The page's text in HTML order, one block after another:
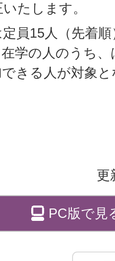
たします。
員15人（先着
学の人のうち
きる人が対象
更
PC版で見